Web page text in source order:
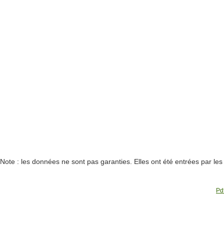
Note : les données ne sont pas garanties. Elles ont été entrées par